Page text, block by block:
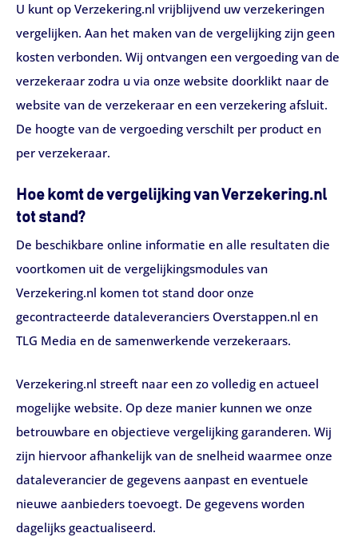
U kunt op Verzekering.nl vrijblijvend uw verzekeringen
vergelijken. Aan het maken van de vergelijking zijn geen
kosten verbonden. Wij ontvangen een vergoeding van de
verzekeraar zodra u via onze website doorklikt naar de
website van de verzekeraar en een verzekering afsluit.
De hoogte van de vergoeding verschilt per product en
per verzekeraar.
Hoe komt de vergelijking van Verzekering.nl
tot stand?
De beschikbare online informatie en alle resultaten die
voortkomen uit de vergelijkingsmodules van
Verzekering.nl komen tot stand door onze
gecontracteerde dataleveranciers Overstappen.nl en
TLG Media en de samenwerkende verzekeraars.
Verzekering.nl streeft naar een zo volledig en actueel
mogelijke website. Op deze manier kunnen we onze
betrouwbare en objectieve vergelijking garanderen. Wij
zijn hiervoor afhankelijk van de snelheid waarmee onze
dataleverancier de gegevens aanpast en eventuele
nieuwe aanbieders toevoegt. De gegevens worden
dagelijks geactualiseerd.